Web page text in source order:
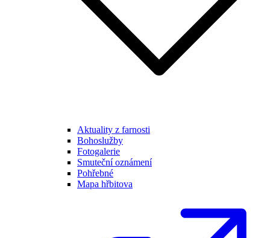
Aktuality z farnosti
Bohoslužby
Fotogalerie
Smuteční oznámení
Pohřebné
Mapa hřbitova